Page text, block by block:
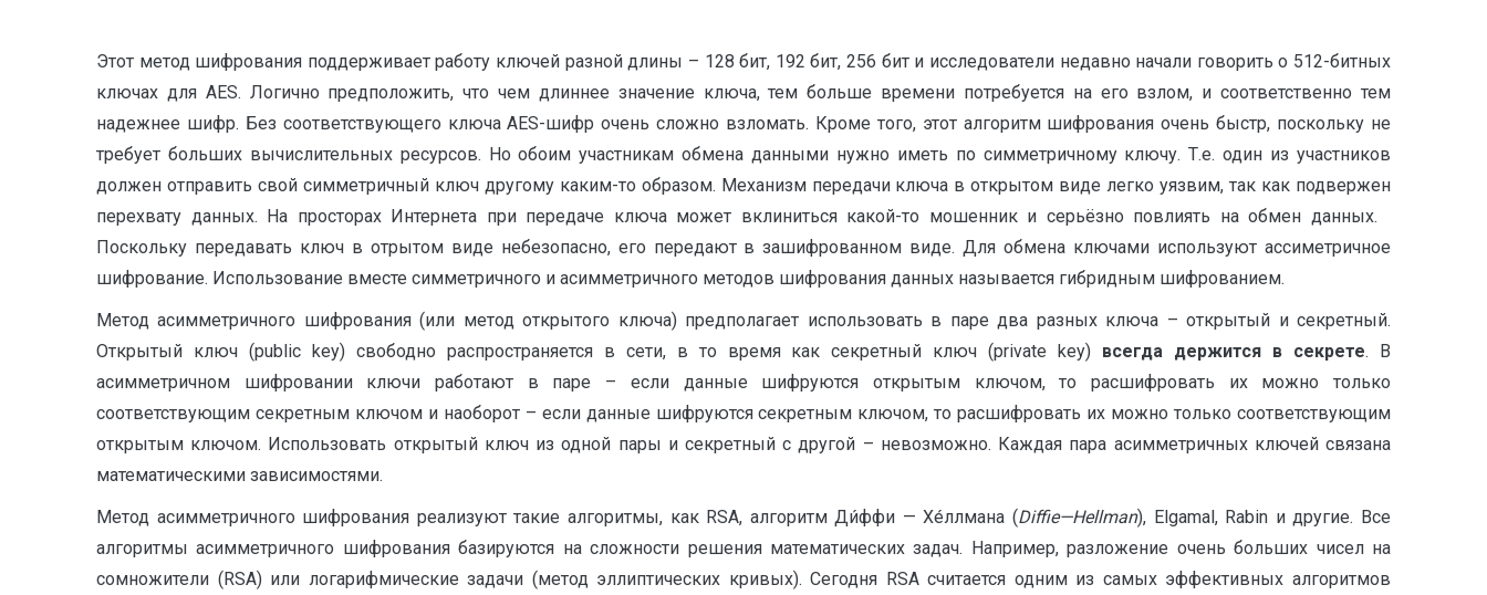
Этот метод шифрования поддерживает работу ключей разной длины – 128 бит, 192 бит, 256 бит и исследователи недавно начали говорить о 512-битных
ключах для AES. Логично предположить, что чем длиннее значение ключа, тем больше времени потребуется на его взлом, и соответственно тем
надежнее шифр. Без соответствующего ключа AES-шифр очень сложно взломать. Кроме того, этот алгоритм шифрования очень быстр, поскольку не
требует больших вычислительных ресурсов. Но обоим участникам обмена данными нужно иметь по симметричному ключу. Т.е. один из участников
должен отправить свой симметричный ключ другому каким-то образом. Механизм передачи ключа в открытом виде легко уязвим, так как подвержен
перехвату данных. На просторах Интернета при передаче ключа может вклиниться какой-то мошенник и серьёзно повлиять на обмен данных.
Поскольку передавать ключ в отрытом виде небезопасно, его передают в зашифрованном виде. Для обмена ключами используют ассиметричное
шифрование. Использование вместе симметричного и асимметричного методов шифрования данных называется гибридным шифрованием.
Метод асимметричного шифрования (или метод открытого ключа) предполагает использовать в паре два разных ключа – открытый и секретный.
Открытый ключ (public key) свободно распространяется в сети, в то время как секретный ключ (private key) всегда держится в секрете. В
асимметричном шифровании ключи работают в паре – если данные шифруются открытым ключом, то расшифровать их можно только
соответствующим секретным ключом и наоборот – если данные шифруются секретным ключом, то расшифровать их можно только соответствующим
открытым ключом. Использовать открытый ключ из одной пары и секретный с другой – невозможно. Каждая пара асимметричных ключей связана
математическими зависимостями.
Метод асимметричного шифрования реализуют такие алгоритмы, как RSA, алгоритм Ди́ффи — Хе́ллмана (Diffie—Hellman), Elgamal, Rabin и другие. Все
алгоритмы асимметричного шифрования базируются на сложности решения математических задач. Например, разложение очень больших чисел на
сомножители (RSA) или логарифмические задачи (метод эллиптических кривых). Сегодня RSA считается одним из самых эффективных алгоритмов